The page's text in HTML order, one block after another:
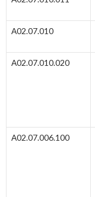
А02.07.010
А02.07.010.020
А02.07.006.100